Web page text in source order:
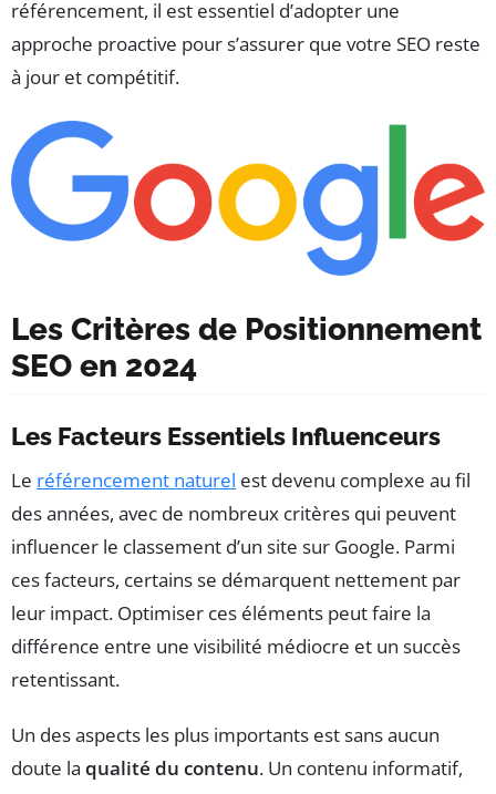
référencement, il est essentiel d’adopter une
approche proactive pour s’assurer que votre SEO reste
à jour et compétitif.
Les Critères de Positionnement
SEO en 2024
Les Facteurs Essentiels Influenceurs
Le référencement naturel est devenu complexe au fil
des années, avec de nombreux critères qui peuvent
influencer le classement d’un site sur Google. Parmi
ces facteurs, certains se démarquent nettement par
leur impact. Optimiser ces éléments peut faire la
différence entre une visibilité médiocre et un succès
retentissant.
Un des aspects les plus importants est sans aucun
doute la qualité du contenu. Un contenu informatif,